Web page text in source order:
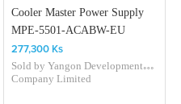
Cooler Master Power Supply
MPE-5501-ACABW-EU
277,300 Ks
Sold byYangon Development
Company Limited